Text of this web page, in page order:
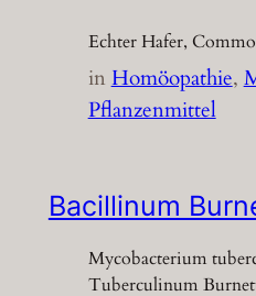
Echter Hafer,
inHomöopathie,
Pflanzenmittel
Bacillinum
Mycobacterium
Tuberculinum